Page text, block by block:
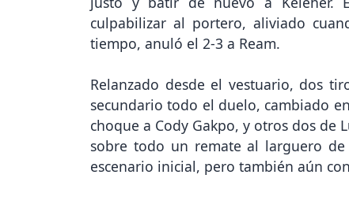
culpabilizar al portero, aliviado
tiempo, anuló el 2-3 a Ream.
Relanzado desde el vestuario, dos
secundario todo el duelo, cambiado
choque a Cody Gakpo, y otros dos de
sobre todo un remate al larguero
escenario inicial, pero también aún